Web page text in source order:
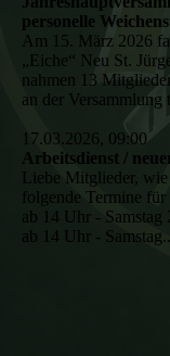
personelle
Am 15. März 2026
„Eiche“ Neu St.
nahmen 13
an der
17.03.2026, 09:00
Arbeitsdienst /
Liebe Mitglieder, wie
folgende Termine
ab 14 Uhr -
ab 14 Uhr -